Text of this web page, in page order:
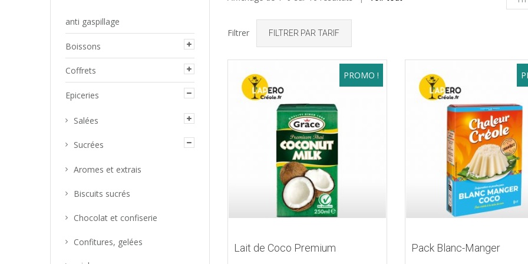
Filtrer FILTRER PAR TARIF
PROMO !
Lait de Coco Premium
Pack Blanc-Manger
anti gaspillage
Boissons
Coffrets
Epiceries
Salées
Sucrées
Aromes et extrais
Biscuits sucrés
Chocolat et confiserie
Confitures, gelées